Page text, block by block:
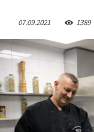
07.09.2021 1389